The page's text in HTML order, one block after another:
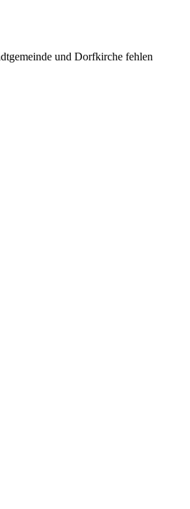
und Dorfkirche fehlen